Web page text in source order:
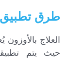
طرق تطبيق
العلاج بالأوزون
حيث يتم